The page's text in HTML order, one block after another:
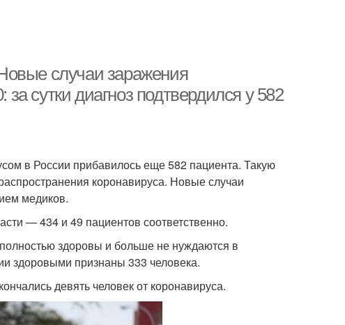
случаи заражения
сутки диагноз подтвердился у 582
в России прибавилось еще 582 пациента. Такую
коронавируса. Новые случаи
медиков.
— 434 и 49 пациентов соответственно.
здоровы и больше не нуждаются в
здоровыми признаны 333 человека.
девять человек от коронавируса.